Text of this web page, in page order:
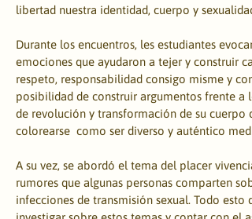
libertad nuestra identidad, cuerpo y sexualidad.
Durante los encuentros, les estudiantes
emociones que ayudaron a tejer y construir
respeto, responsabilidad consigo misme y
posibilidad de construir argumentos frente
de revolución y transformación de su
colorearse  como ser diverso y auténtico
A su vez, se abordó el tema del placer
rumores que algunas personas comparten
infecciones de transmisión sexual. Todo